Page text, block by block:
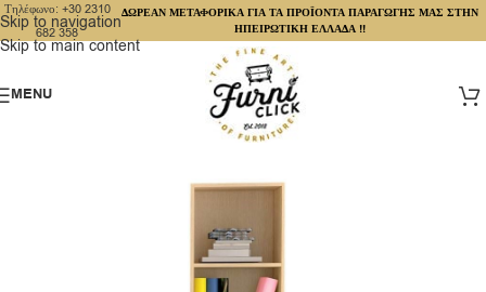
Skip to navigation
Skip to main content
Τηλέφωνο: +30 2310
682 358
ΔΩΡΕΑΝ ΜΕΤΑΦΟΡΙΚΑ ΓΙΑ ΤΑ ΠΡΟΪΟΝΤΑ ΠΑΡΑΓΩΓΗΣ ΜΑΣ ΣΤΗΝ
ΗΠΕΙΡΩΤΙΚΗ ΕΛΛΑΔΑ !!
MENU